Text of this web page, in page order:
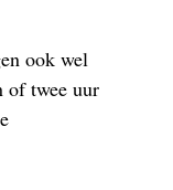
ook wel
of twee uur